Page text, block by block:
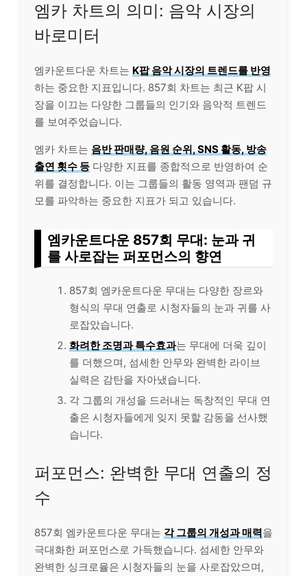
엠카 차트의 의미: 음악 시장의
바로미터
엠카운트다운 차트는 K팝 음악 시장의 트렌드를 반영
하는 중요한 지표입니다. 857회 차트는 최근 K팝 시
장을 이끄는 다양한 그룹들의 인기와 음악적 트렌드
를 보여주었습니다.
엠카 차트는 음반 판매량, 음원 순위, SNS 활동, 방송
출연 횟수 등 다양한 지표를 종합적으로 반영하여 순
위를 결정합니다. 이는 그룹들의 활동 영역과 팬덤 규
모를 파악하는 중요한 지표가 되고 있습니다.
엠카운트다운 857회 무대: 눈과 귀
를 사로잡는 퍼포먼스의 향연
857회 엠카운트다운 무대는 다양한 장르와
형식의 무대 연출로 시청자들의 눈과 귀를 사
로잡았습니다.
화려한 조명과 특수효과는 무대에 더욱 깊이
를 더했으며, 섬세한 안무와 완벽한 라이브
실력은 감탄을 자아냈습니다.
각 그룹의 개성을 드러내는 독창적인 무대 연
출은 시청자들에게 잊지 못할 감동을 선사했
습니다.
퍼포먼스: 완벽한 무대 연출의 정
수
857회 엠카운트다운 무대는 각 그룹의 개성과 매력을
극대화한 퍼포먼스로 가득했습니다. 섬세한 안무와
완벽한 싱크로율은 시청자들의 눈을 사로잡았으며,